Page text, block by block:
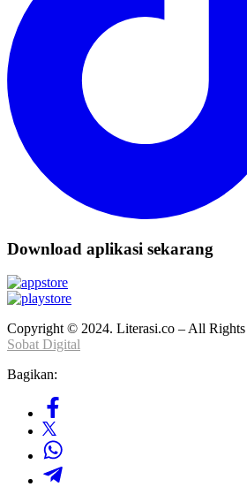
Download aplikasi sekarang
Copyright © 2024. Literasi.co – All Rights
Sobat Digital
Bagikan: